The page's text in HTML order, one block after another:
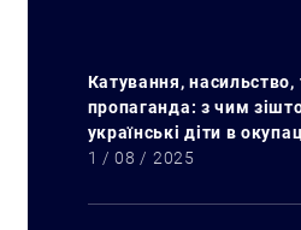
Катування, насильство,
пропаганда: з чим
українські діти в
1 / 08 / 2025